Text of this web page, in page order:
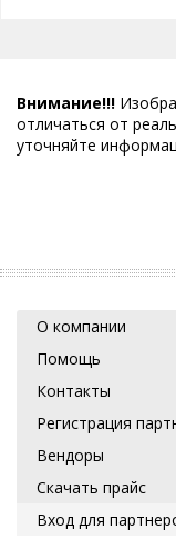
Внимание!!!
отличаться от
уточняйте
О компании
Помощь
Контакты
Регистрация
Вендоры
Скачать прайс
Вход для